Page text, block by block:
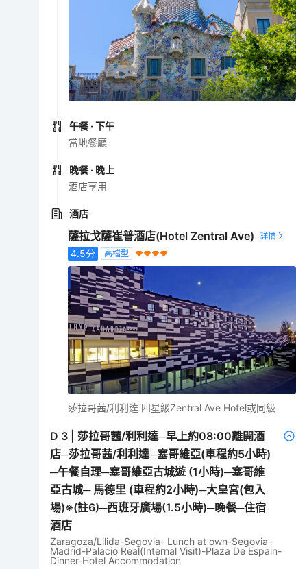
午餐 · 下午
當地餐廳
晚餐 · 晚上
酒店享用
酒店
薩拉戈薩崔普酒店(Hotel Zentral Ave)
4.5分 高檔型
莎拉哥茜/利利達 四星級Zentral Ave Hotel或同級
D 3 |莎拉哥茜/利利達─早上約08:00離開酒
店─莎拉哥茜/利利達─塞哥維亞(車程約5小時)
─午餐自理─塞哥維亞古城遊 (1小時)─塞哥維
亞古城─ 馬德里 (車程約2小時)─大皇宮(包入
場)※(註6)─西班牙廣場(1.5小時)─晚餐─住宿
酒店
Zaragoza/Lilida-Segovia- Lunch at own-Segovia-
Madrid-Palacio Real(Internal Visit)-Plaza De Espain-
Dinner-Hotel Accommodation